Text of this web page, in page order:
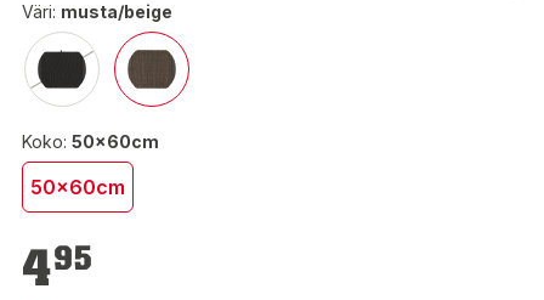
Väri: musta/beige
Koko: 50x60cm
50x60cm
4,95 €
495